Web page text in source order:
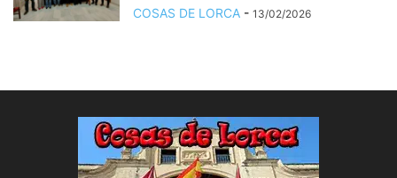
COSAS DE LORCA - 13/02/2026